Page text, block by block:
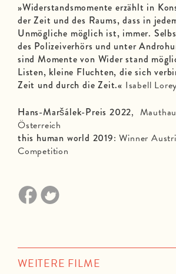
»Widerstandsmomente erzählt in
der Zeit und des Raums, dass in
Unmögliche möglich ist, immer.
des Polizeiverhörs und unter
sind Momente von Wider stand
Listen, kleine Fluchten, die sich
Zeit und durch die Zeit.« Isabell
Hans-Maršálek-Preis 2022,
Österreich
this human world 2019: Winner
Competition
WEITERE FILME